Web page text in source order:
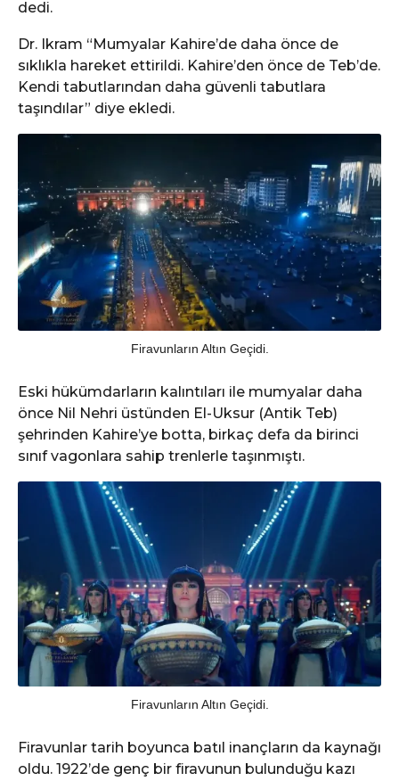
dedi.
Dr. Ikram “Mumyalar Kahire’de daha önce de
sıklıkla hareket ettirildi. Kahire’den önce de Teb’de.
Kendi tabutlarından daha güvenli tabutlara
taşındılar” diye ekledi.
Firavunların Altın Geçidi.
Eski hükümdarların kalıntıları ile mumyalar daha
önce Nil Nehri üstünden El-Uksur (Antik Teb)
şehrinden Kahire’ye botta, birkaç defa da birinci
sınıf vagonlara sahip trenlerle taşınmıştı.
Firavunların Altın Geçidi.
Firavunlar tarih boyunca batıl inançların da kaynağı
oldu. 1922’de genç bir firavunun bulunduğu kazı